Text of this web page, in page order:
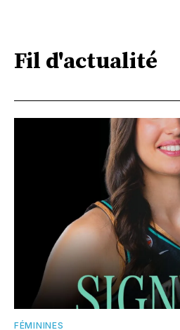
Fil d'actualité
FÉMININES